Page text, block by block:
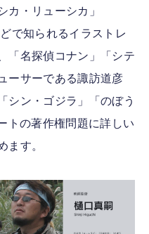
カ・リューシカ」
で知られるイラストレ
「名探偵コナン」「シテ
ーサーである諏訪道彦
シン・ゴジラ」「のぼう
トの著作権問題に詳しい
ます。